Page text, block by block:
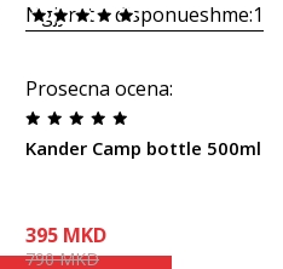
Ngjyrat e disponueshme:1
Prosecna ocena:
Kander Camp bottle 500ml
395 MKD
790MKD